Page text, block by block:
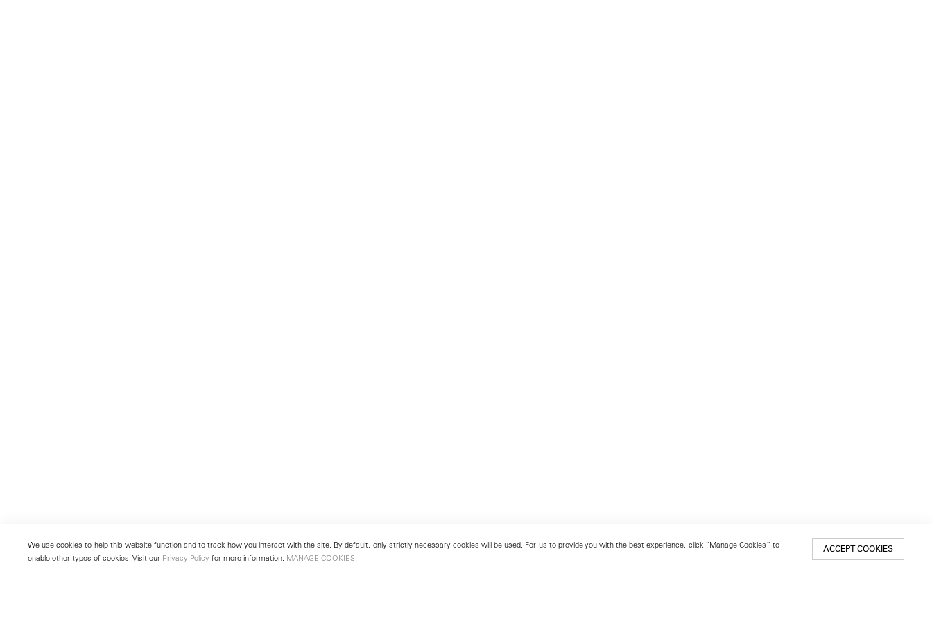
We use cookies to help this website function and to track how you interact with the site. By default, only strictly necessary cookies will be used. For us to provide you with the best experience, click “Manage Cookies” to
enable other types of cookies. Visit our Privacy Policy for more information. MANAGE COOKIES
ACCEPT COOKIES